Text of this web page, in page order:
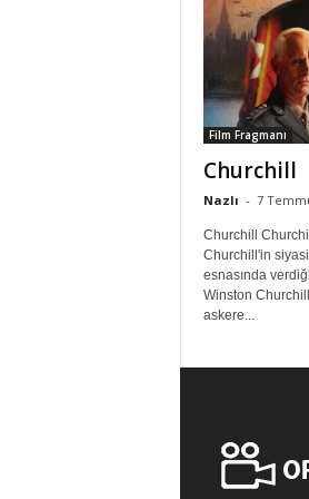
Film Fragmanı
Churchill
Nazlı - 7
Churchill
Churchill'in siyasi
esnasında
Winston
askere...